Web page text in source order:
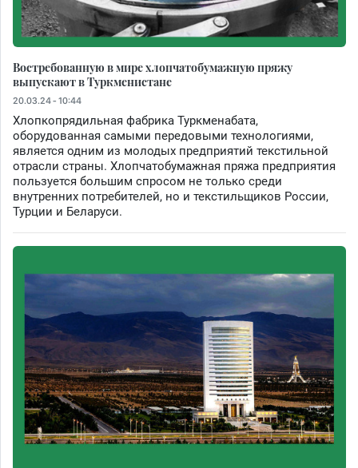
Востребованную в мире хлопчатобумажную пряжу
выпускают в Туркменистане
20.03.24 - 10:44
Хлопкопрядильная фабрика Туркменабата,
оборудованная самыми передовыми технологиями,
является одним из молодых предприятий текстильной
отрасли страны. Хлопчатобумажная пряжа предприятия
пользуется большим спросом не только среди
внутренних потребителей, но и текстильщиков России,
Турции и Беларуси.